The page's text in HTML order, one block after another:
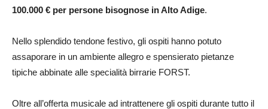
100.000 € per persone bisognose in Alto Adige.
Nello splendido tendone festivo, gli ospiti hanno potuto
assaporare in un ambiente allegro e spensierato pietanze
tipiche abbinate alle specialità birrarie FORST.
Oltre all’offerta musicale ad intrattenere gli ospiti durante tutto il